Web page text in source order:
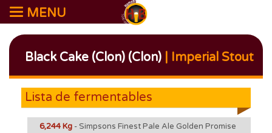
MENU
Black Cake (Clon) (Clon)| Imperial Stout
Lista de fermentables
6,244 Kg - Simpsons Finest Pale Ale Golden Promise